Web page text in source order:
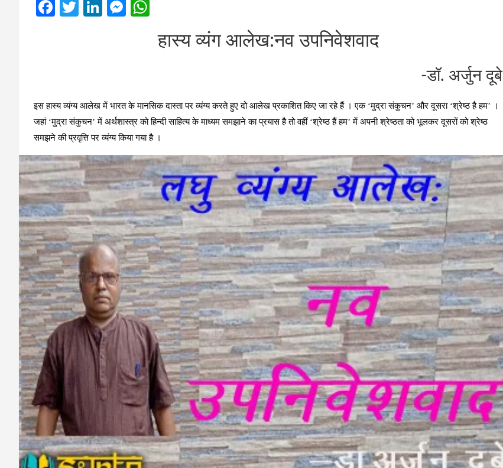
F
o
k
T
Li
M
er
at
p
p
हास्य व्यंग आलेख:नव उपनिवेशवाद
-डॉ. अर्जुन दूबे
इस हास्‍य व्‍यंग्‍य आलेख में भारत के मानसिक दास्‍ता पर व्‍यंग्‍य करते हुए दो आलेख प्रकाशित किए जा रहे हैं । एक ‘मुद्रा संकुचन’ और दूसरा ‘श्रेष्‍ठ है हम’ ।
जहां ‘मुद्रा संकुचन’ में अर्थशास्‍त्र को हिन्‍दी साहित्‍य के माध्‍यम समझाने का प्रयास है तो वहीं ‘श्रेष्‍ठ हैं हम’ में अपनी श्रेष्‍ठता को भूलकर दूसरों को श्रेष्‍ठ
समझने की प्रवृत्ति पर व्‍यंग्‍य किया गया है ।